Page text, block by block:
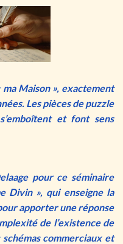
ma Maison », exactement
Les pièces de puzzle
et font sens
pour ce séminaire
Divin », qui enseigne la
apporter une réponse
de l’existence de
commerciaux et